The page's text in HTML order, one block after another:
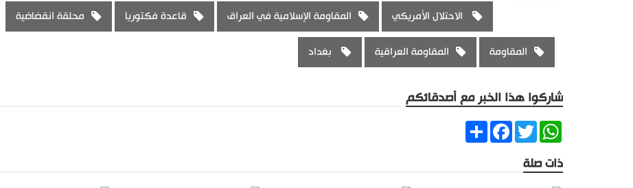
الاحتلال الأمريكي المقاومة الإسلامية في العراق قاعدة فكتوريا محلقة انقضاضية
المقاومة المقاومة العراقية بغداد
شاركوا هذا الخبر مع أصدقائكم
ShareFacebookTwitter
WhatsApp
ذات صلة